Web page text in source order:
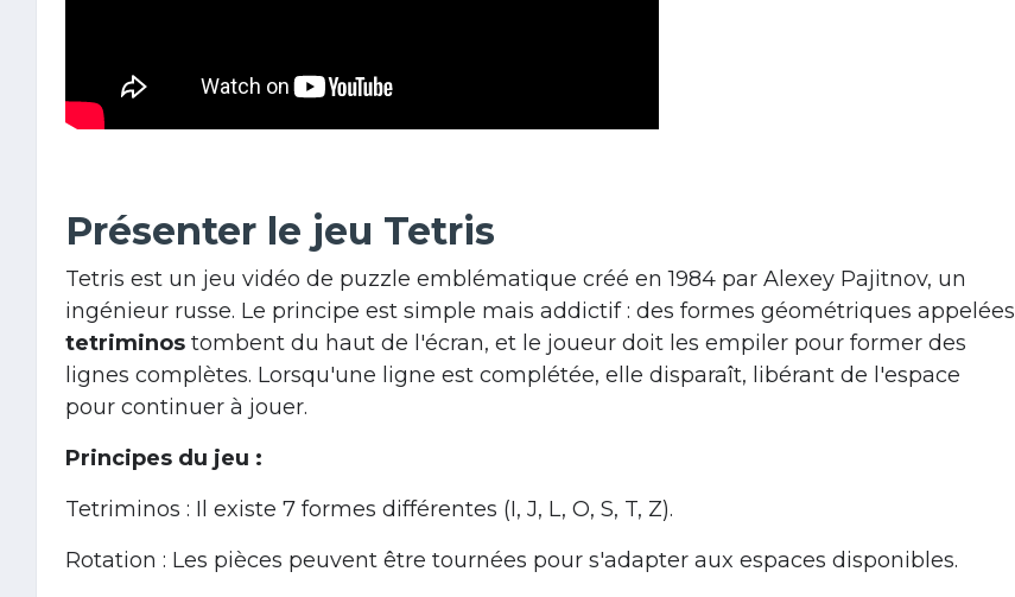
Présenter le jeu Tetris
Tetris est un jeu vidéo de puzzle emblématique créé en 1984 par Alexey Pajitnov, un
ingénieur russe. Le principe est simple mais addictif : des formes géométriques appelées
tetriminos tombent du haut de l'écran, et le joueur doit les empiler pour former des
lignes complètes. Lorsqu'une ligne est complétée, elle disparaît, libérant de l'espace
pour continuer à jouer.
Principes du jeu :
Tetriminos : Il existe 7 formes différentes (I, J, L, O, S, T, Z).
Rotation : Les pièces peuvent être tournées pour s'adapter aux espaces disponibles.